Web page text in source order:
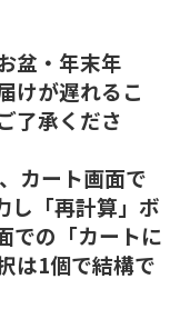
盆・年末年
けが遅れるこ
了承くださ
カート画面で
し「再計算」ボ
での「カートに
は1個で結構で